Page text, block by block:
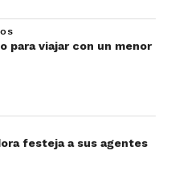
para viajar con un menor
festeja a sus agentes